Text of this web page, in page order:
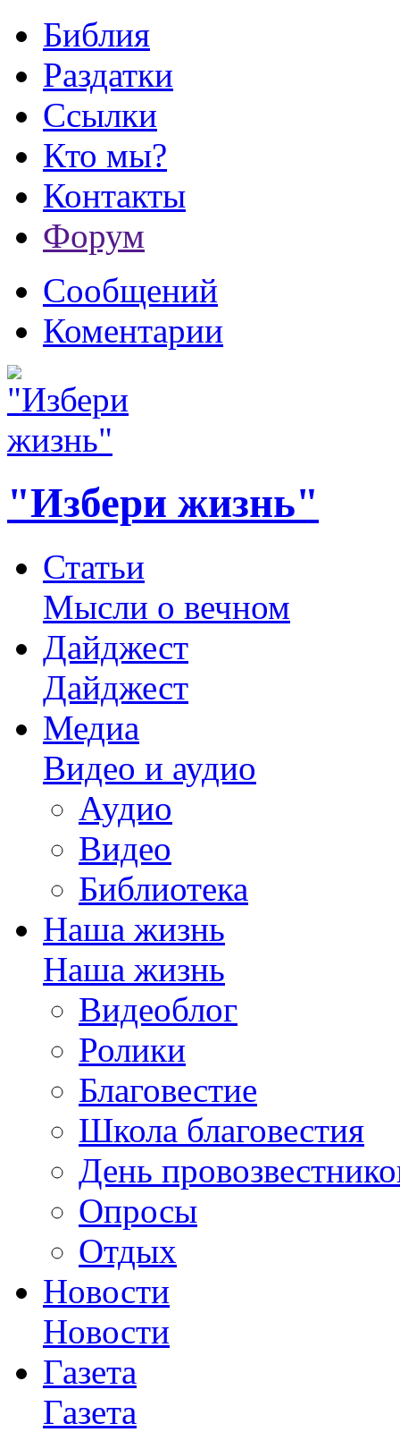
Библия
Раздатки
Ссылки
Кто мы?
Контакты
Форум
Сообщений
Коментарии
"Избери жизнь"
Статьи
Мысли о вечном
Дайджест
Дайджест
Медиа
Видео и аудио
Аудио
Видео
Библиотека
Наша жизнь
Наша жизнь
Видеоблог
Ролики
Благовестие
Школа благовестия
День
Опросы
Отдых
Новости
Новости
Газета
Газета